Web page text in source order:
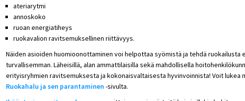
ateriarytmi
annoskoko
ruoan energiatiheys
ruokavalion ravitsemuksellinen riittävyys.
Näiden asioiden huomioonottaminen voi helpottaa syömistä ja tehdä ruokailusta
turvallisemman. Läheisillä, alan ammattilaisilla sekä mahdollisella
erityisryhmien ravitsemuksesta ja kokonaisvaltaisesta hyvinvoinnista! Voit lukea
Ruokahalu ja sen parantaminen -sivulta.